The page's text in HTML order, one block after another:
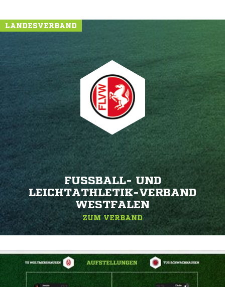
LANDESVERBAND
FUSSBALL- UND L
EICHTATHLETIK-VERBAND W
ESTFALEN
ZUM VERBAND